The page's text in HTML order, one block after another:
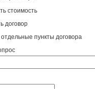
стоимость
договор
отдельные пункты договора